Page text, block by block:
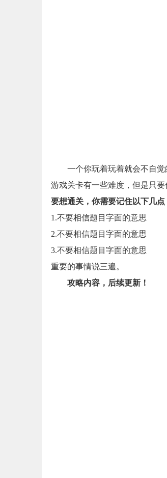
一个你玩着玩着就会不自
游戏关卡有一些难度，但是只
要想通关，你需要记住以下几点
1.不要相信题目字面的意思
2.不要相信题目字面的意思
3.不要相信题目字面的意思
重要的事情说三遍。
攻略内容，后续更新！